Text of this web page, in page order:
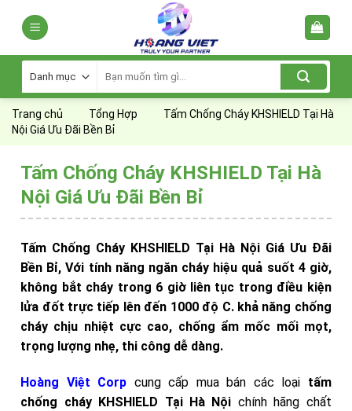
kiếm:
Trang chủ Tổng Hợp
Tấm Chống Cháy KHSHIELD Tại Hà
Nội Giá Ưu Đãi Bền Bỉ
Tấm Chống Cháy KHSHIELD Tại Hà
Nội Giá Ưu Đãi Bền Bỉ
Tấm Chống Cháy KHSHIELD Tại Hà Nội Giá Ưu Đãi
Bền Bỉ, Với tính năng ngăn cháy hiệu quả suốt 4 giờ,
không bắt cháy trong 6 giờ liên tục trong điều kiện
lửa đốt trực tiếp lên đến 1000 độ C. khả năng chống
cháy chịu nhiệt cực cao, chống ẩm mốc mối mọt,
trọng lượng nhẹ, thi công dễ dàng.
Hoàng Việt Corp cung cấp mua bán các loại tấm
chống cháy KHSHIELD Tại Hà Nội chính hãng chất